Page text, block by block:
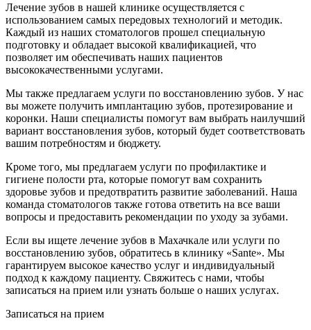
Лечение зубов в нашей клинике осуществляется с
использованием самых передовых технологий и методик.
Каждый из наших стоматологов прошел специальную
подготовку и обладает высокой квалификацией, что
позволяет им обеспечивать наших пациентов
высококачественными услугами.
Мы также предлагаем услуги по восстановлению зубов. У нас
вы можете получить имплантацию зубов, протезирование и
коронки. Наши специалисты помогут вам выбрать наилучший
вариант восстановления зубов, который будет соответствовать
вашим потребностям и бюджету.
Кроме того, мы предлагаем услуги по профилактике и
гигиене полости рта, которые помогут вам сохранить
здоровье зубов и предотвратить развитие заболеваний. Наша
команда стоматологов также готова ответить на все ваши
вопросы и предоставить рекомендации по уходу за зубами.
Если вы ищете лечение зубов в Махачкале или услуги по
восстановлению зубов, обратитесь в клинику «Sante». Мы
гарантируем высокое качество услуг и индивидуальный
подход к каждому пациенту. Свяжитесь с нами, чтобы
записаться на прием или узнать больше о наших услугах.
Записаться на прием